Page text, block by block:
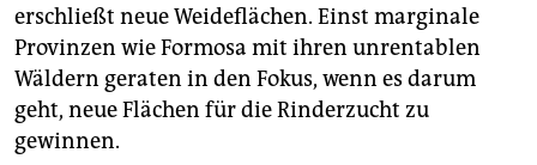
erschließt neue Weideflächen. Einst marginale
Provinzen wie Formosa mit ihren unrentablen
Wäldern geraten in den Fokus, wenn es darum
geht, neue Flächen für die Rinderzucht zu
gewinnen.